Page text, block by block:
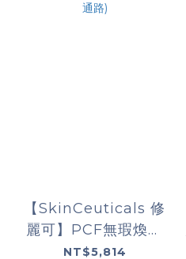
【SkinCeuticals 修
麗可】PCF無瑕煥白
抗氧化精華 (限定通
NT$5,814